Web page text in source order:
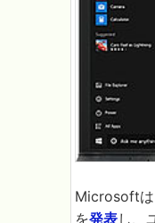
Microsoftは
を発表し、